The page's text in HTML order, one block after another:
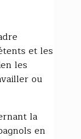
et les
les
ou
la
en